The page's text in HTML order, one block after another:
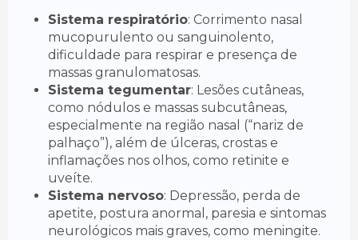
Sistema respiratório: Corrimento nasal
mucopurulento ou sanguinolento,
dificuldade para respirar e presença de
massas granulomatosas.
Sistema tegumentar: Lesões cutâneas,
como nódulos e massas subcutâneas,
especialmente na região nasal (“nariz de
palhaço”), além de úlceras, crostas e
inflamações nos olhos, como retinite e
uveíte.
Sistema nervoso: Depressão, perda de
apetite, postura anormal, paresia e sintomas
neurológicos mais graves, como meningite.